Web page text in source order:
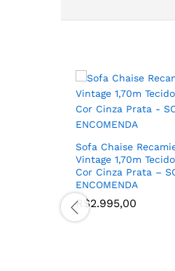
Sofa Chaise
Vintage 1,70m
Cor Cinza Prata –
ENCOMENDA
R$2.995,00